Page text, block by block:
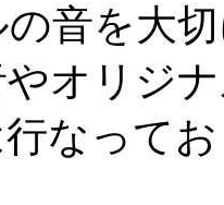
音を大
やオリジ
なって